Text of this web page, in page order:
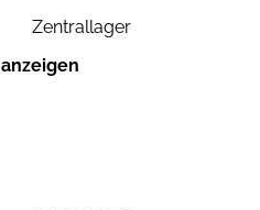
Zentrallager